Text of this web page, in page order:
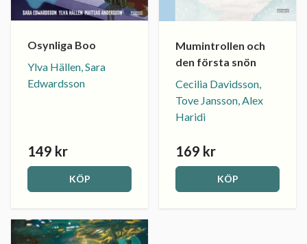
Osynliga Boo
Ylva Hällen, Sara
Edwardsson
149 kr
KÖP
Mumintrollen och
den första snön
Cecilia Davidsson,
Tove Jansson, Alex
Haridi
169 kr
KÖP